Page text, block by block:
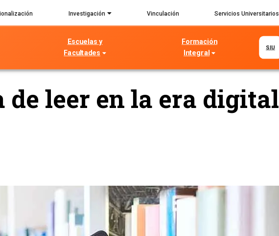
Investigación Vinculación Servicios Universitarios
Escuelas y
Facultades
Formación
Integral
SIU
de leer en la era digital